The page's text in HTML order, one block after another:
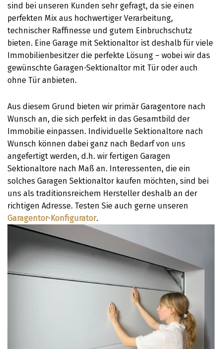
sind bei unseren Kunden sehr gefragt, da sie einen
perfekten Mix aus hochwertiger Verarbeitung,
technischer Raffinesse und gutem Einbruchschutz
bieten. Eine Garage mit Sektionaltor ist deshalb für viele
Immobilienbesitzer die perfekte Lösung – wobei wir das
gewünschte Garagen-Sektionaltor mit Tür oder auch
ohne Tür anbieten.
Aus diesem Grund bieten wir primär Garagentore nach
Wunsch an, die sich perfekt in das Gesamtbild der
Immobilie einpassen. Individuelle Sektionaltore nach
Wunsch können dabei ganz nach Bedarf von uns
angefertigt werden, d.h. wir fertigen Garagen
Sektionaltore nach Maß an. Interessenten, die ein
solches Garagen Sektionaltor kaufen möchten, sind bei
uns als traditionsreichem Hersteller deshalb an der
richtigen Adresse. Testen Sie auch gerne unseren
Garagentor-Konfigurator.